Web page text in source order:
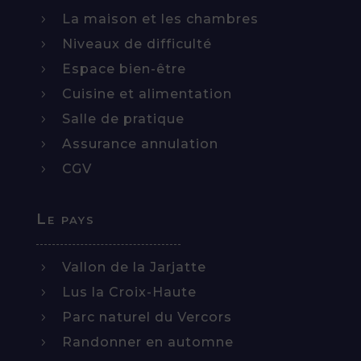
En savoir plus sur la note client
Publié par Sylviane le 27-07-2025
Séjour "YOGA ET RANDO DANS LE VALLON DE
LA JARJATTE"
/5
Enchantée de mon séjour, cadre magnifique,
organisées, confort et restauration parfaits.
5 La maison et les chambres
5 Niveaux de difficulté
5 Espace bien-être
5 Cuisine et alimentation
5 Salle de pratique
5 Assurance annulation
5 CGV
Le pays
5 Vallon de la Jarjatte
5 Lus la Croix-Haute
5 Parc naturel du Vercors
5 Randonner en automne